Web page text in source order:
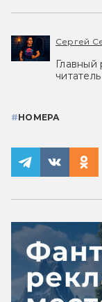
Сергей
#НОМЕРА